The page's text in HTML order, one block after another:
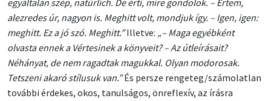
egyáltalán szép, natürlich. De érti, mire gondolok. – Értem,
alezredes úr, nagyon is. Meghitt volt, mondjuk így. – Igen, igen:
meghitt. Ez a jó szó. Meghitt.”Illetve: „– Maga egyébként
olvasta ennek a Vértesinek a könyveit? – Az útleírásait?
Néhányat, de nem ragadtak magukkal. Olyan modorosak.
Tetszeni akaró stílusuk van.”És persze rengeteg/számolatlan
további érdekes, okos, tanulságos, önreflexív, az írásra